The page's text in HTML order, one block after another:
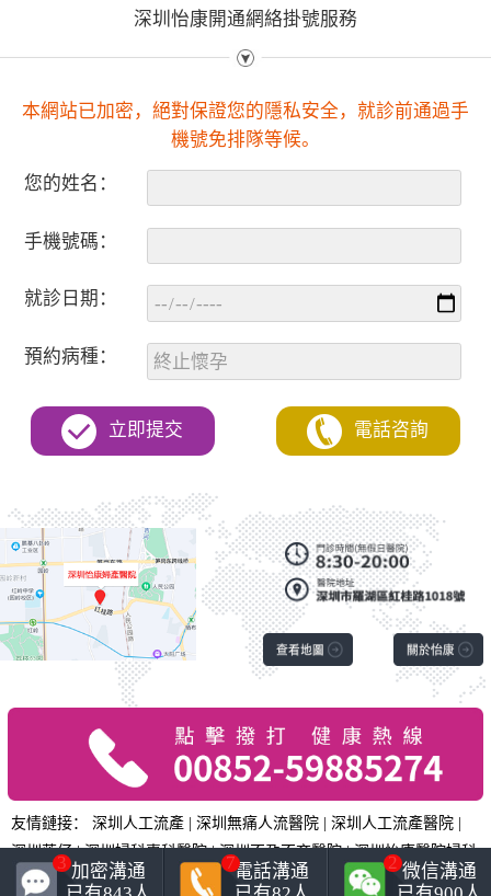
深圳怡康開通網絡掛號服務
本網站已加密，絕對保證您的隱私安全，就診前通過手
機號免排隊等候。
您的姓名：
手機號碼：
就診日期：
預約病種：
立即提交 電話咨詢
友情鏈接： 深圳人工流產 深圳無痛人流醫院 深圳人工流產醫院
深圳落仔|深圳婦科專科醫院|深圳不孕不育醫院|深圳怡康醫院婦科
加密溝通
3
電話溝通
7
微信溝通
2